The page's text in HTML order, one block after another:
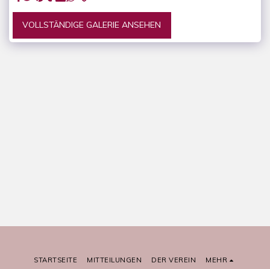
VOLLSTÄNDIGE GALERIE ANSEHEN
STARTSEITE MITTEILUNGEN DER VEREIN MEHR